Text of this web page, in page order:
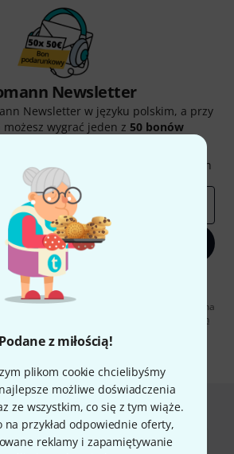
Podane z miłością!
plikom cookie chcielibyśmy
możliwe doświadczenia
ze wszystkim, co się z tym wiąże.
przykład odpowiednie oferty,
reklamy i zapamiętywanie
Newsletter
Newsletter w języku polskim, a przy
wygrać jeden z 50 bonów
Oferty Spostrzeżenia Thomann
Zapisz się teraz
się teraz”, wyrażasz zgodę na otrzymywanie
przesyłanych drogą elektroniczną. Możesz
w dowolnym momencie. Więcej informacji na
znaleźć w naszych
wytycznych dotyczących